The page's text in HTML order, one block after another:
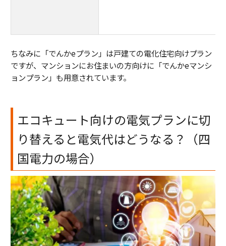
ちなみに「でんかeプラン」は戸建ての電化住宅向けプラン
ですが、マンションにお住まいの方向けに「でんかeマンシ
ョンプラン」も用意されています。
エコキュート向けの電気プランに切
り替えると電気代はどうなる？（四
国電力の場合）